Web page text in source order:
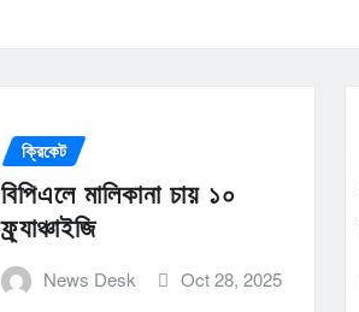
ক্রিকেট
বিপিএলে মালিকানা চায় ১০
ফ্র্যাঞ্চাইজি
News Desk Oct 28, 2025